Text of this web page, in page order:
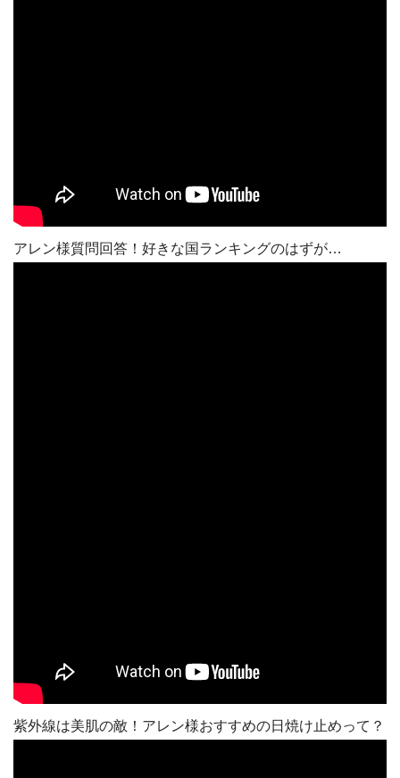
アレン様質問回答！好きな国ランキングのはずが…
紫外線は美肌の敵！アレン様おすすめの日焼け止めって？